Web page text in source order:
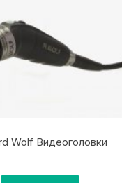
Wolf Видеоголовки